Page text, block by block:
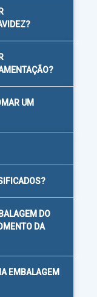
UM
DO
DA
EMBALAGEM